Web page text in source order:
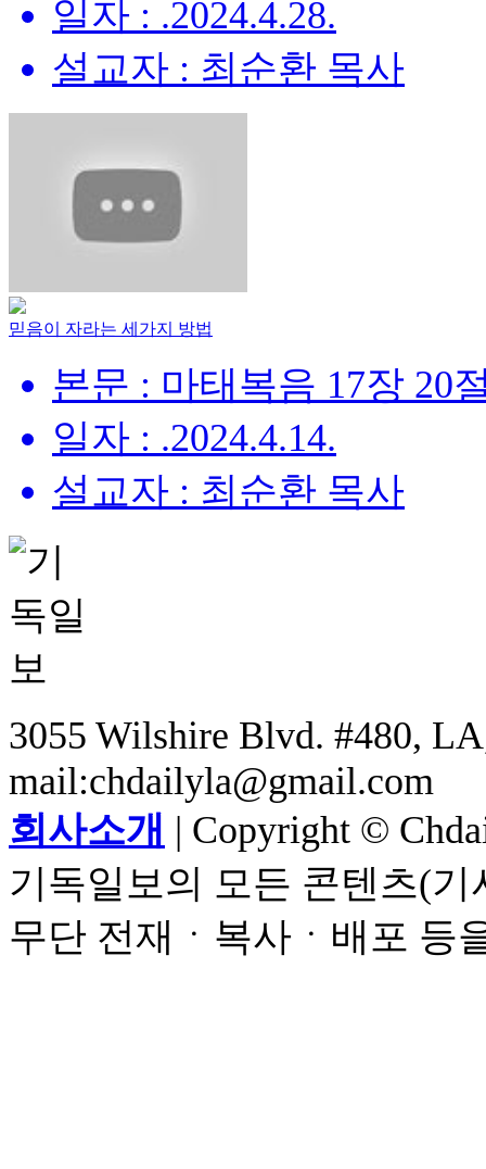
일자 : .2024.4.28.
설교자 : 최순환 목사
믿음이 자라는 세가지 방법
본문 : 마태복음 17장 20
일자 : .2024.4.14.
설교자 : 최순환 목사
3055 Wilshire Blvd. #480,
mail:chdailyla@gmail.com
회사소개 | Copyright ©
기독일보의 모든 콘텐츠(
무단 전재ㆍ복사ㆍ배포 등